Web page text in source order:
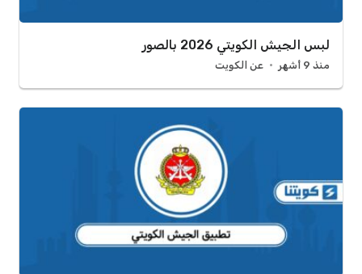
لبس الجيش الكويتي 2026 بالصور
منذ 9 أشهر عن الكويت